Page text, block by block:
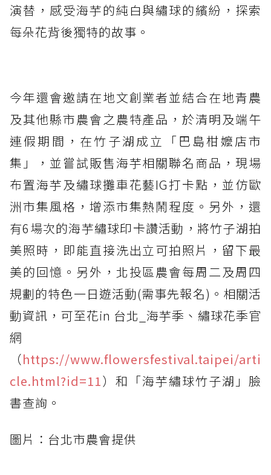
演替，感受海芋的純白與繡球的繽紛，探索
每朵花背後獨特的故事。
今年還會邀請在地文創業者並結合在地青農
及其他縣市農會之農特產品，於清明及端午
連假期間，在竹子湖成立「巴島柑嬤店市
集」，並嘗試販售海芋相關聯名商品，現場
布置海芋及繡球攤車花藝IG打卡點，並仿歐
洲市集風格，增添市集熱鬧程度。另外，還
有6場次的海芋繡球印卡讚活動，將竹子湖拍
美照時，即能直接洗出立可拍照片，留下最
美的回憶。另外，北投區農會每周二及周四
規劃的特色一日遊活動(需事先報名)。相關活
動資訊，可至花in 台北_海芋季、繡球花季官
網
（https://www.flowersfestival.taipei/arti
cle.html?id=11）和「海芋繡球竹子湖」臉
書查詢。
圖片：台北市農會提供